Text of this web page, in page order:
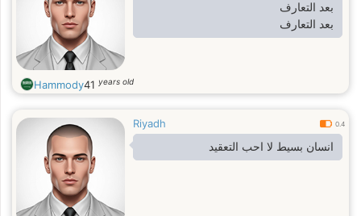
بعد التعارف
بعد التعارف
Hammody41 years old
Riyadh 0.4
انسان بسيط لا احب التعقيد